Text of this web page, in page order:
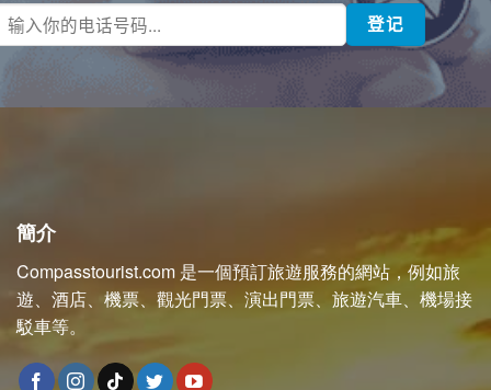
簡介
Compasstourist.com 是一個預訂旅遊服務的網站，例如旅
遊、酒店、機票、觀光門票、演出門票、旅遊汽車、機場接
駁車等。